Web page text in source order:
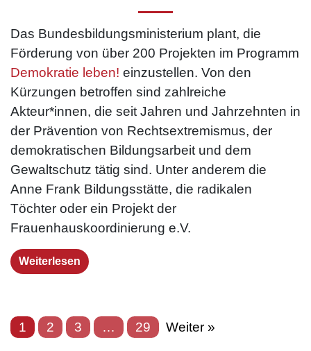
Das Bundesbildungsministerium plant, die
Förderung von über 200 Projekten im Programm
Demokratie leben! einzustellen. Von den
Kürzungen betroffen sind zahlreiche
Akteur*innen, die seit Jahren und Jahrzehnten in
der Prävention von Rechtsextremismus, der
demokratischen Bildungsarbeit und dem
Gewaltschutz tätig sind. Unter anderem die
Anne Frank Bildungsstätte, die radikalen
Töchter oder ein Projekt der
Frauenhauskoordinierung e.V.
Weiterlesen
1 2 3 … 29 Weiter »